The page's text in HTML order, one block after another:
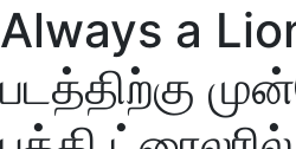
Always a
படத்திற்கு